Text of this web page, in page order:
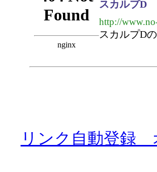
スカルプD
http://
スカルプD
リンク自動登録